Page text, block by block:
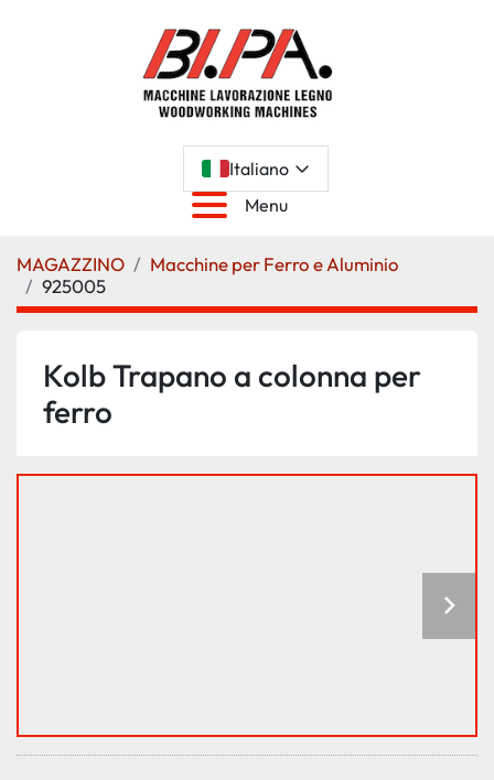
Italiano
Menu
MAGAZZINO
Macchine per Ferro e Aluminio
925005
Kolb Trapano a colonna per
ferro